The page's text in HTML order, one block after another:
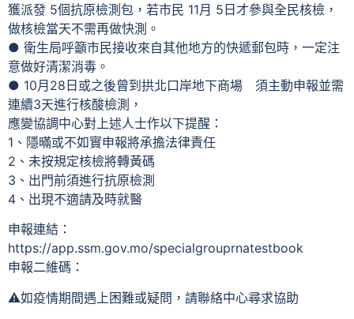
獲派發 5個抗原檢測包，若市民 11月 5日才參與全民核檢，
做核檢當天不需再做快測。
● 衛生局呼籲市民接收來自其他地方的快遞郵包時，一定注
意做好清潔消毒。
● 10月28日或之後曾到拱北口岸地下商場 須主動申報並需
連續3天進行核酸檢測，
應變協調中心對上述人士作以下提醒：
1、隱暪或不如實申報將承擔法律責任
2、未按規定核檢將轉黃碼
3、出門前須進行抗原檢測
4、出現不適請及時就醫
申報連結：
https://app.ssm.gov.mo/specialgrouprnatestbook
申報二維碼：
⚠️如疫情期間遇上困難或疑問，請聯絡中心尋求協助